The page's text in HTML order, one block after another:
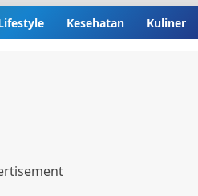
Kesehatan Kuliner